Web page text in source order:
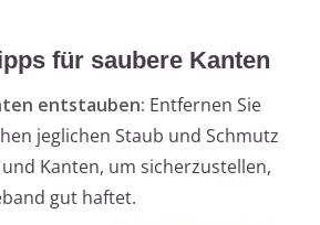
für saubere Kanten
entstauben: Entfernen Sie
jeglichen Staub und Schmutz
Kanten, um sicherzustellen,
gut haftet.